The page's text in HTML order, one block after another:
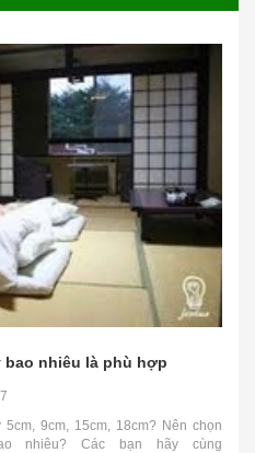
bao nhiêu là phù hợp
9cm, 15cm, 18cm? Nên chọn
nhiêu? Các bạn hãy cùng